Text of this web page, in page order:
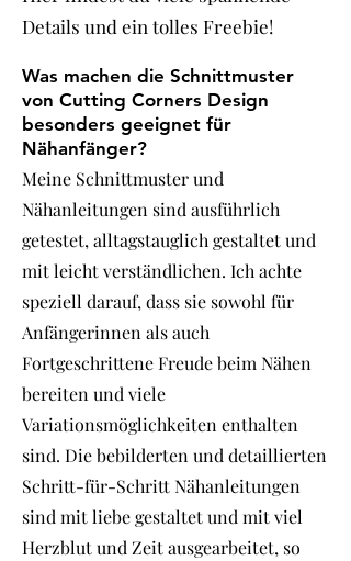
Details und ein tolles Freebie!
Was machen die Schnittmuster
von Cutting Corners Design
besonders geeignet für
Nähanfänger?
Meine Schnittmuster und
Nähanleitungen sind ausführlich
getestet, alltagstauglich gestaltet und
mit leicht verständlichen. Ich achte
speziell darauf, dass sie sowohl für
Anfängerinnen als auch
Fortgeschrittene Freude beim Nähen
bereiten und viele
Variationsmöglichkeiten enthalten
sind. Die bebilderten und detaillierten
Schritt-für-Schritt Nähanleitungen
sind mit liebe gestaltet und mit viel
Herzblut und Zeit ausgearbeitet, so